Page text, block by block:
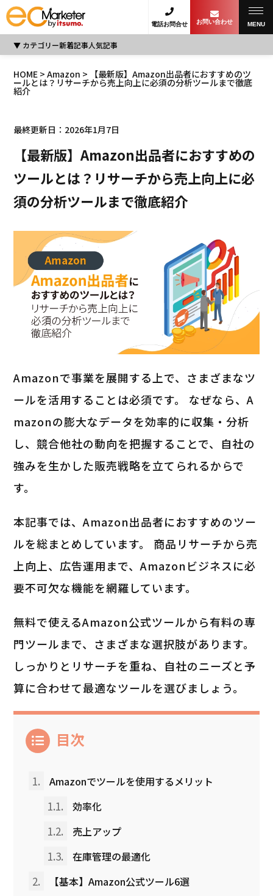
電話お問合せ お問い合わせ MENU
カテゴリー新着記事人気記事
HOME >Amazon > 【最新版】Amazon出品者におすすめのツ
ールとは？リサーチから売上向上に必須の分析ツールまで徹底
紹介
最終更新日：2026年1月7日
【最新版】Amazon出品者におすすめの
ツールとは？リサーチから売上向上に必
須の分析ツールまで徹底紹介
Amazonで事業を展開する上で、さまざまなツ
ールを活用することは必須です。 なぜなら、A
mazonの膨大なデータを効率的に収集・分析
し、競合他社の動向を把握することで、自社の
強みを生かした販売戦略を立てられるからで
す。
本記事では、Amazon出品者におすすめのツー
ルを総まとめしています。 商品リサーチから売
上向上、広告運用まで、Amazonビジネスに必
要不可欠な機能を網羅しています。
無料で使えるAmazon公式ツールから有料の専
門ツールまで、さまざまな選択肢があります。
しっかりとリサーチを重ね、自社のニーズと予
算に合わせて最適なツールを選びましょう。
目次
1. Amazonでツールを使用するメリット
1.1. 効率化
1.2. 売上アップ
1.3. 在庫管理の最適化
2. 【基本】Amazon公式ツール6選